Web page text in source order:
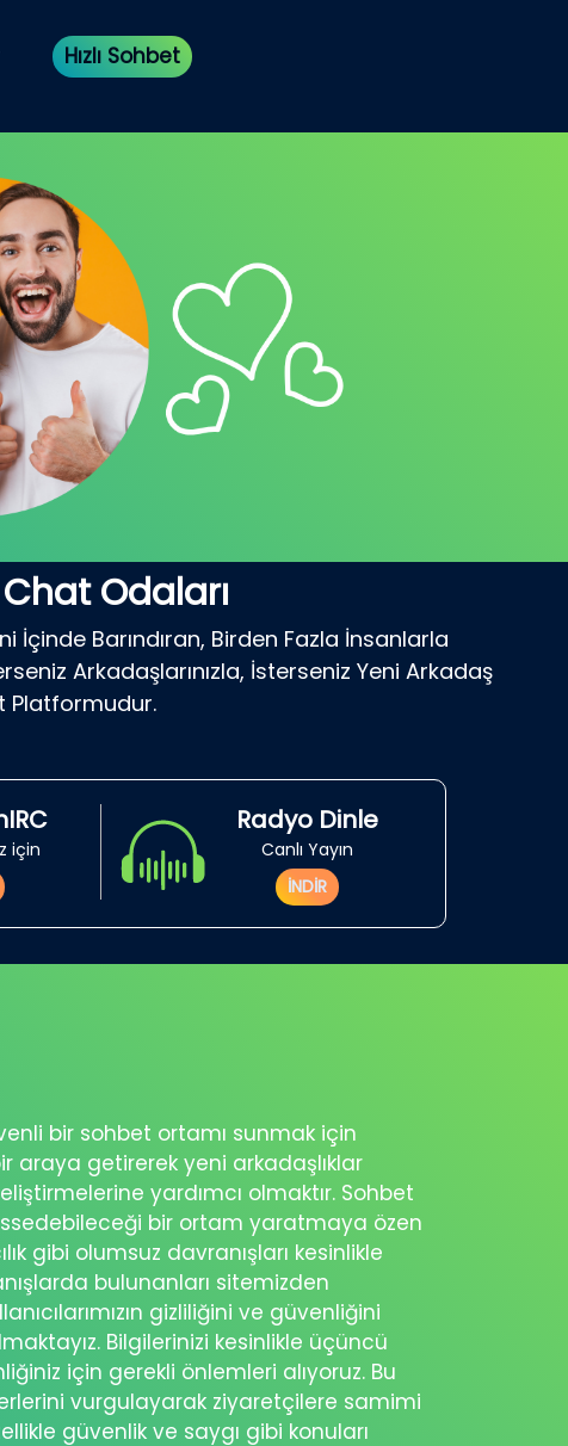
Hızlı Sohbet
Odaları
İçinde Barındıran, Birden Fazla İnsanlarla
Arkadaşlarınızla, İsterseniz Yeni Arkadaş
Platformudur.
için
Radyo Dinle
Canlı Yayın
İNDİR
bir sohbet ortamı sunmak için
araya getirerek yeni arkadaşlıklar
yardımcı olmaktır. Sohbet
bir ortam yaratmaya özen
gibi olumsuz davranışları kesinlikle
bulunanları sitemizden
gizliliğini ve güvenliğini
Bilgilerinizi kesinlikle üçüncü
için gerekli önlemleri alıyoruz. Bu
vurgulayarak ziyaretçilere samimi
güvenlik ve saygı gibi konuları